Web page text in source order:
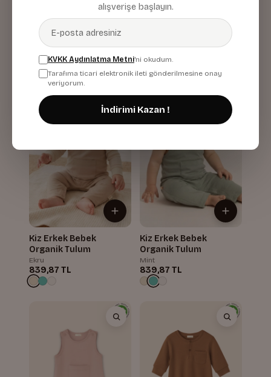
Organik Yelek
439,87 TL
Kiz Erkek Bebek
Organik Yelek
Kiz Erkek Bebek
Organik Tulum
Ekru
839,87 TL
Kiz Erkek Bebek
Organik Tulum
Mint
839,87 TL
alışverişe başlayın.
KVKK Aydınlatma Metni'ni okudum.
Tarafıma ticari elektronik ileti gönderilmesine onay
veriyorum.
İndirimi Kazan !